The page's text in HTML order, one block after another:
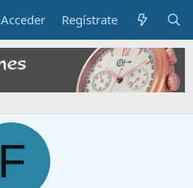
Acceder Regístrate
F